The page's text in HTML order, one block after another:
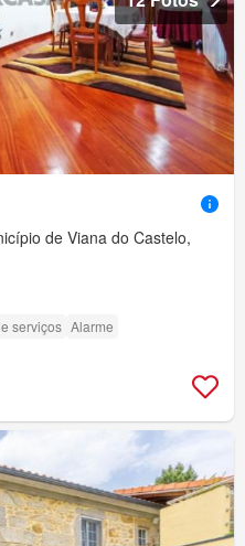
de Viana do Castelo,
serviços Alarme